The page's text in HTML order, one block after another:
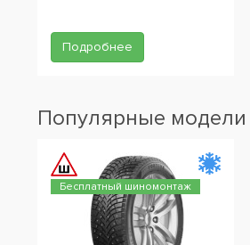
Подробнее
Популярные модели
Бесплатный шиномонтаж